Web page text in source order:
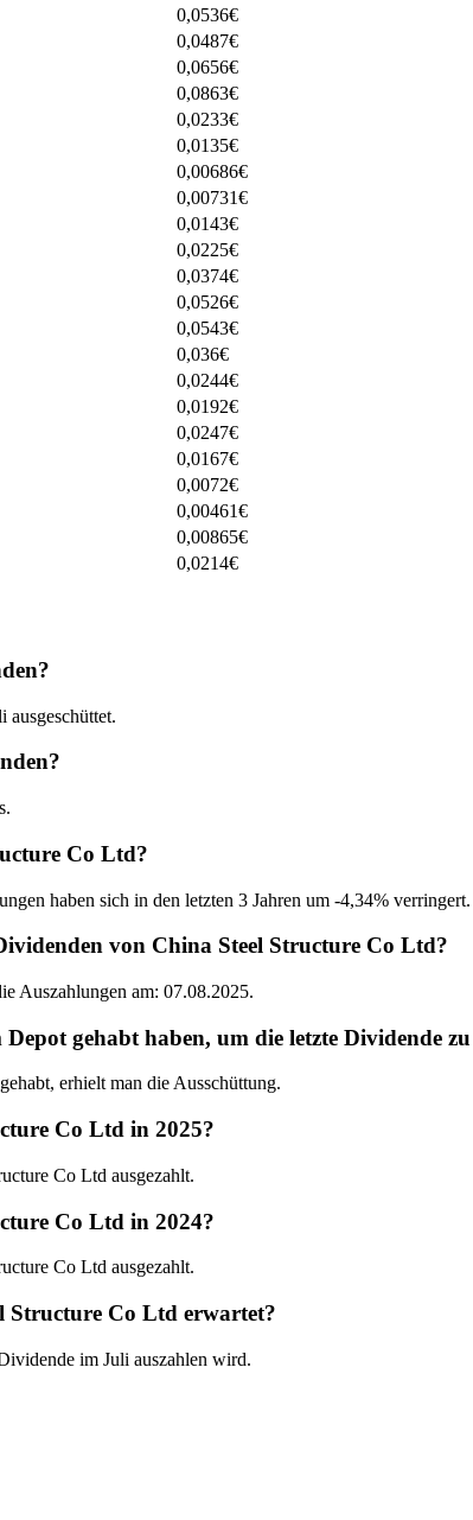
0,0536€
0,0487€
0,0656€
0,0863€
0,0233€
0,0135€
0,00686€
0,00731€
0,0143€
0,0225€
0,0374€
0,0526€
0,0543€
0,036€
0,0244€
0,0192€
0,0247€
0,0167€
0,0072€
0,00461€
0,00865€
0,0214€
Co Ltd?
haben sich in den letzten 3 Jahren um -4,34% verringert.
von China Steel Structure Co Ltd?
Auszahlungen am: 07.08.2025.
gehabt haben, um die letzte Dividende
erhielt man die Ausschüttung.
Co Ltd in 2025?
Co Ltd ausgezahlt.
Co Ltd in 2024?
Co Ltd ausgezahlt.
Structure Co Ltd erwartet?
im Juli auszahlen wird.